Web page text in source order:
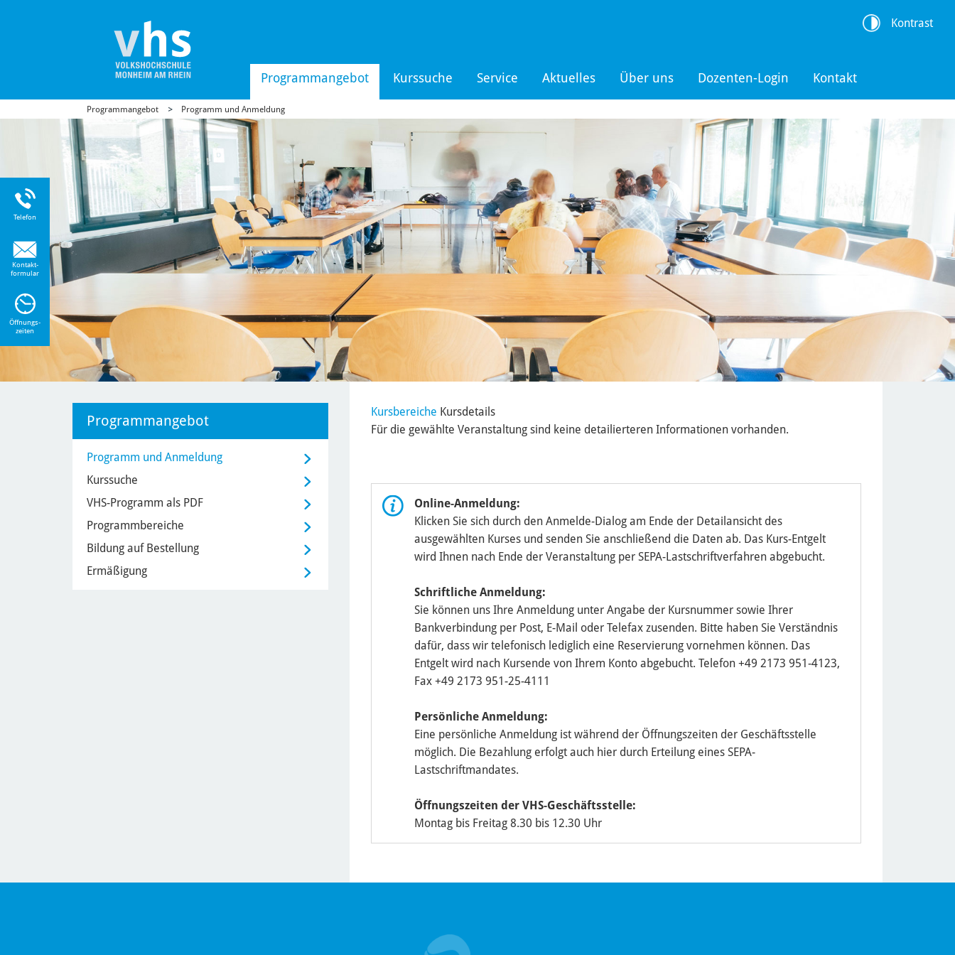
Programmangebot Kurssuche Service Aktuelles Über uns Dozenten-Login Kontakt
Kontrast
Programmangebot Programm und Anmeldung
Kursbereiche Kursdetails
Für die gewählte Veranstaltung sind keine detailierteren Informationen vorhanden.
Online-Anmeldung:
Klicken Sie sich durch den Anmelde-Dialog am Ende der Detailansicht des
ausgewählten Kurses und senden Sie anschließend die Daten ab. Das Kurs-Entgelt
wird Ihnen nach Ende der Veranstaltung per SEPA-Lastschriftverfahren abgebucht.
Schriftliche Anmeldung:
Sie können uns Ihre Anmeldung unter Angabe der Kursnummer sowie Ihrer
Bankverbindung per Post, E-Mail oder Telefax zusenden. Bitte haben Sie Verständnis
dafür, dass wir telefonisch lediglich eine Reservierung vornehmen können. Das
Entgelt wird nach Kursende von Ihrem Konto abgebucht. Telefon +49 2173 951-4123,
Fax +49 2173 951-25-4111
Persönliche Anmeldung:
Eine persönliche Anmeldung ist während der Öffnungszeiten der Geschäftsstelle
möglich. Die Bezahlung erfolgt auch hier durch Erteilung eines SEPA-
Lastschriftmandates.
Öffnungszeiten der VHS-Geschäftsstelle:
Montag bis Freitag 8.30 bis 12.30 Uhr
Programmangebot
Programm und Anmeldung
Kurssuche
VHS-Programm als PDF
Programmbereiche
Bildung auf Bestellung
Ermäßigung
Telefon
Kontakt-
formular
Öffnungs-
zeiten